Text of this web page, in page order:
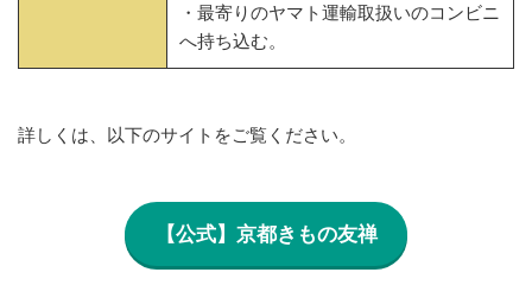
・最寄りのヤマト運輸取扱いのコンビニ
へ持ち込む。
詳しくは、以下のサイトをご覧ください。
【公式】京都きもの友禅